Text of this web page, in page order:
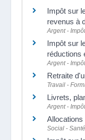
Impôt sur
revenus à
Argent -
Impôt sur
réductions
Argent -
Retraite
Travail -
Livrets,
Argent -
Allocations
Social - Santé